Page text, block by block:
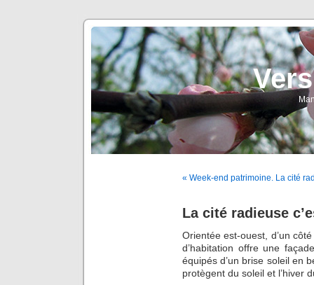
« Week-end patrimoine. La cité
La cité radieuse
Orientée est-ouest, d’un
d’habitation offre une
équipés d’un brise soleil en
protègent du soleil et l’hiver